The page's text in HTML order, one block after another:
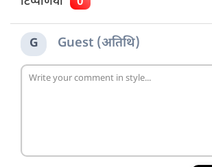
G Guest (अतिथि)